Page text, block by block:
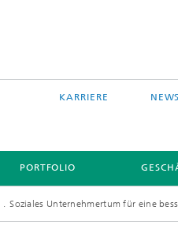
KARRIERE
PORTFOLIO
Soziales Unternehmertum für eine